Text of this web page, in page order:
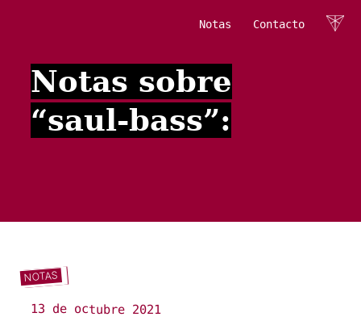
Notas Contacto
Notas sobre
“saul-bass”:
NOTAS
13 de octubre 2021